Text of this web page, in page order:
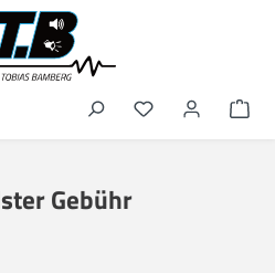
Du hast 0
Gebühr